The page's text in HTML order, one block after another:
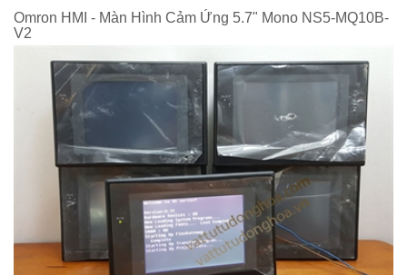
Omron HMI - Màn Hình Cảm Ứng 5.7" Mono NS5-MQ10B-
V2